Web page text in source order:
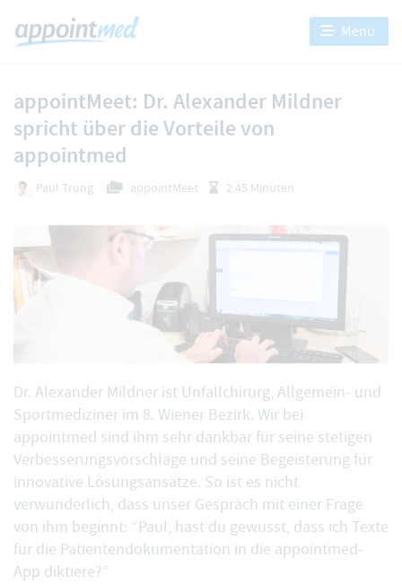
Menü
appointMeet: Dr. Alexander Mildner
spricht über die Vorteile von
appointmed
Paul Trung appointMeet 2:45 Minuten
Dr. Alexander Mildner ist Unfallchirurg, Allgemein- und
Sportmediziner im 8. Wiener Bezirk. Wir bei
appointmed sind ihm sehr dankbar für seine stetigen
Verbesserungsvorschläge und seine Begeisterung für
innovative Lösungsansätze. So ist es nicht
verwunderlich, dass unser Gespräch mit einer Frage
von ihm beginnt: “Paul, hast du gewusst, dass ich Texte
für die Patientendokumentation in die appointmed-
App diktiere?”